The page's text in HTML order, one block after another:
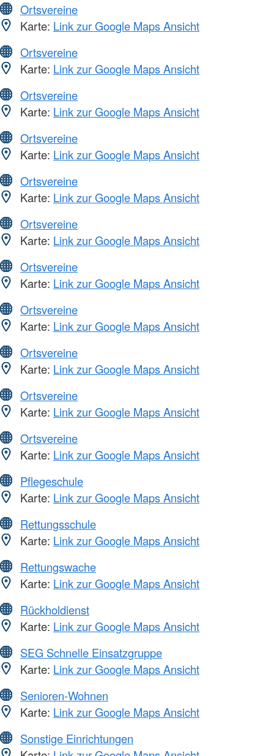
Ortsvereine
Karte: Link zur Google Maps Ansicht
Ortsvereine
Karte: Link zur Google Maps Ansicht
Ortsvereine
Karte: Link zur Google Maps Ansicht
Ortsvereine
Karte: Link zur Google Maps Ansicht
Ortsvereine
Karte: Link zur Google Maps Ansicht
Ortsvereine
Karte: Link zur Google Maps Ansicht
Ortsvereine
Karte: Link zur Google Maps Ansicht
Ortsvereine
Karte: Link zur Google Maps Ansicht
Ortsvereine
Karte: Link zur Google Maps Ansicht
Ortsvereine
Karte: Link zur Google Maps Ansicht
Ortsvereine
Karte: Link zur Google Maps Ansicht
Pflegeschule
Karte: Link zur Google Maps Ansicht
Rettungsschule
Karte: Link zur Google Maps Ansicht
Rettungswache
Karte: Link zur Google Maps Ansicht
Rückholdienst
Karte: Link zur Google Maps Ansicht
SEG Schnelle Einsatzgruppe
Karte: Link zur Google Maps Ansicht
Senioren-Wohnen
Karte: Link zur Google Maps Ansicht
Sonstige Einrichtungen